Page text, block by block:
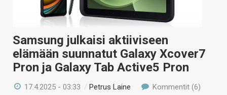
Samsung julkaisi aktiiviseen
elämään suunnatut Galaxy Xcover7
Pron ja Galaxy Tab Active5 Pron
17.4.2025 - 03:33 /Petrus Laine Kommentit (6)